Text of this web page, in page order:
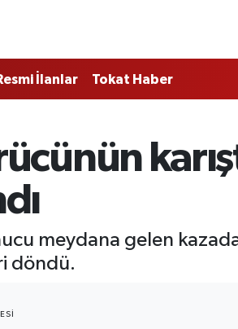
İlanlar Tokat Haber
meydana gelen
döndü.